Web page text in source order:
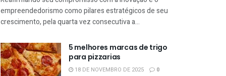
empreendedorismo como pilares estratégicos de seu
crescimento, pela quarta vez consecutiva a...
5 melhores marcas de trigo
para pizzarias
18 DE NOVEMBRO DE 2025 0